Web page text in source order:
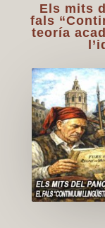
Els mits
fals
teoría